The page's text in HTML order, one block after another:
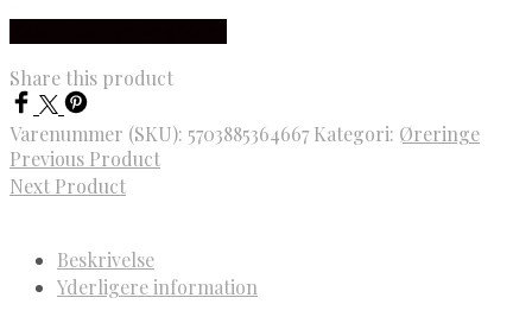
Share this product
Varenummer (SKU): 5703885364667 Kategori: Øreringe
Previous Product
Next Product
Beskrivelse
Yderligere information